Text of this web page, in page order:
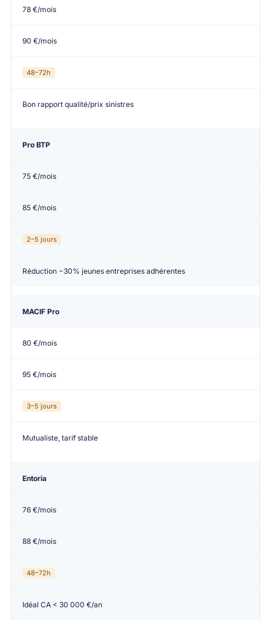
78 €/mois
90 €/mois
48–72h
Bon rapport qualité/prix sinistres
Pro BTP
75 €/mois
85 €/mois
2–5 jours
Réduction −30% jeunes entreprises adhérentes
MACIF Pro
80 €/mois
95 €/mois
3–5 jours
Mutualiste, tarif stable
Entoria
76 €/mois
88 €/mois
48–72h
Idéal CA < 30 000 €/an